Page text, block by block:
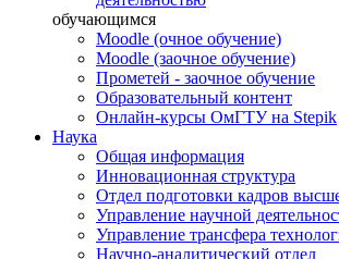
обучающимся
Moodle (очное обучение)
Moodle (заочное обучение)
Прометей - заочное обучение
Образовательный контент
Онлайн-курсы ОмГТУ на Stepik
Наука
Общая информация
Инновационная структура
Отдел подготовки кадров
Управление научной
Управление трансфера
Научно-аналитический отдел